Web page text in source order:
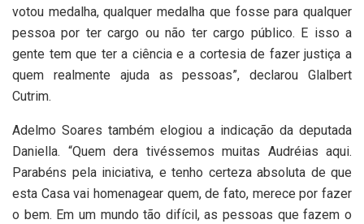
votou medalha, qualquer medalha que fosse para qualquer
pessoa por ter cargo ou não ter cargo público. E isso a
gente tem que ter a ciência e a cortesia de fazer justiça a
quem realmente ajuda as pessoas”, declarou Glalbert
Cutrim.
Adelmo Soares também elogiou a indicação da deputada
Daniella. “Quem dera tivéssemos muitas Audréias aqui.
Parabéns pela iniciativa, e tenho certeza absoluta de que
esta Casa vai homenagear quem, de fato, merece por fazer
o bem. Em um mundo tão difícil, as pessoas que fazem o